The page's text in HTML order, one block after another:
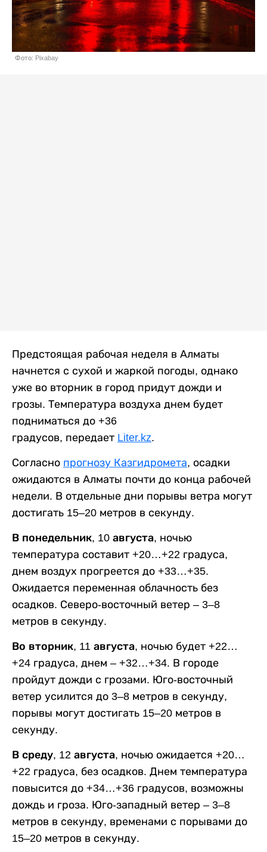
Фото: Pixabay
Предстоящая рабочая неделя в Алматы
начнется с сухой и жаркой погоды, однако
уже во вторник в город придут дожди и
грозы. Температура воздуха днем будет
подниматься до +36
градусов, передает Liter.kz.
Согласно прогнозу Казгидромета, осадки
ожидаются в Алматы почти до конца рабочей
недели. В отдельные дни порывы ветра могут
достигать 15–20 метров в секунду.
В понедельник, 10 августа, ночью
температура составит +20…+22 градуса,
днем воздух прогреется до +33…+35.
Ожидается переменная облачность без
осадков. Северо-восточный ветер – 3–8
метров в секунду.
Во вторник, 11 августа, ночью будет +22…
+24 градуса, днем – +32…+34. В городе
пройдут дожди с грозами. Юго-восточный
ветер усилится до 3–8 метров в секунду,
порывы могут достигать 15–20 метров в
секунду.
В среду, 12 августа, ночью ожидается +20…
+22 градуса, без осадков. Днем температура
повысится до +34…+36 градусов, возможны
дождь и гроза. Юго-западный ветер – 3–8
метров в секунду, временами с порывами до
15–20 метров в секунду.